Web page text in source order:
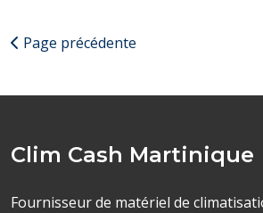
Page précédente
Clim Cash Martinique
Fournisseur de matériel de